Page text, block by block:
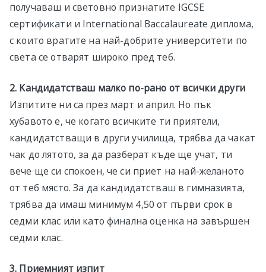
получаваш и световно признатите IGCSE
сертификати и International Baccalaureate диплома,
с които вратите на най-добрите университети по
света се отварят широко пред теб.
2. Kандидатстваш малко по-рано от всички други
Изпитите ни са през март и април. Но пък
хубавото е, че когато всичките ти приятели,
кандидатстващи в други училища, трябва да чакат
чак до лятото, за да разберат къде ще учат, ти
вече ще си спокоен, че си приет на най-желаното
от теб място. За да кандидатстваш в гимназията,
трябва да имаш минимум 4,50 от първи срок в
седми клас или като финална оценка на завършен
седми клас.
3. Приемният изпит